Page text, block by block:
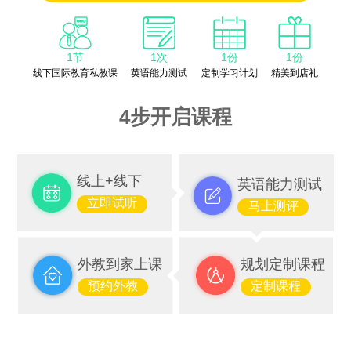
1节
线下国际教育私教课
1次
英语能力测试
1份
定制学习计划
1份
精美到店礼
4步开启课程
线上+线下
立即试听
英语能力测试
马上测评
外教到家上课
预约外教
规划定制课程
定制课程